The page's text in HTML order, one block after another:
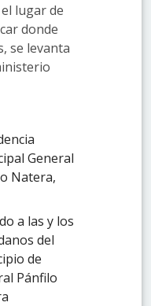
lugar de
donde
se levanta
General
Natera,
a las y los
del
de
Pánfilo